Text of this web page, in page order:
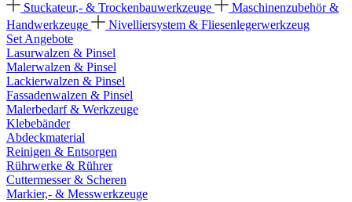
Stuckateur,- & Trockenbauwerkzeuge
Maschinenzubehör &
Handwerkzeuge
Nivelliersystem & Fliesenlegerwerkzeug
Set Angebote
Lasurwalzen & Pinsel
Malerwalzen & Pinsel
Lackierwalzen & Pinsel
Fassadenwalzen & Pinsel
Malerbedarf & Werkzeuge
Klebebänder
Abdeckmaterial
Reinigen & Entsorgen
Rührwerke & Rührer
Cuttermesser & Scheren
Markier,- & Messwerkzeuge